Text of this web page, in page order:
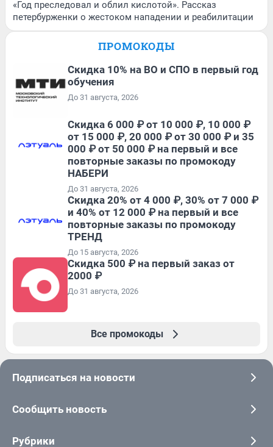
«Год преследовал и облил кислотой». Рассказ
петербурженки о жестоком нападении и реабилитации
ПРОМОКОДЫ
Скидка 10% на ВО и СПО в первый год
обучения
До 31 августа, 2026
Скидка 6 000 ₽ от 10 000 ₽, 10 000 ₽
от 15 000 ₽, 20 000 ₽ от 30 000 ₽ и 35
000 ₽ от 50 000 ₽ на первый и все
повторные заказы по промокоду
НАБЕРИ
До 31 августа, 2026
Скидка 20% от 4 000 ₽, 30% от 7 000 ₽
и 40% от 12 000 ₽ на первый и все
повторные заказы по промокоду
ТРЕНД
До 15 августа, 2026
Скидка 500 ₽ на первый заказ от
2000 ₽
До 31 августа, 2026
Все промокоды
Подписаться на новости
Сообщить новость
Рубрики